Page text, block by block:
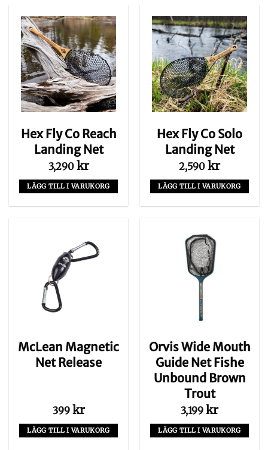
Hex Fly Co Reach
Landing Net
3,290 kr
LÄGG TILL I VARUKORG
Hex Fly Co Solo
Landing Net
2,590 kr
LÄGG TILL I VARUKORG
McLean Magnetic
Net Release
399 kr
LÄGG TILL I VARUKORG
Orvis Wide Mouth
Guide Net Fishe
Unbound Brown
Trout
3,199 kr
LÄGG TILL I VARUKORG